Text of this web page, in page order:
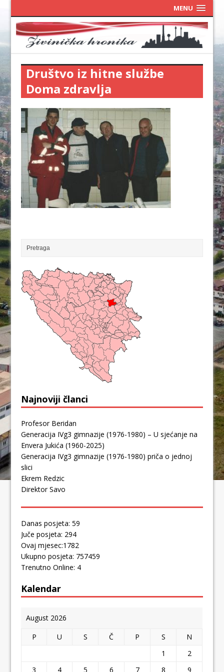
MENU
Društvo iz hitne službe
Doma zdravlja
Najnoviji članci
Profesor Beridan
Generacija IVg3 gimnazije (1976-1980) – U sjećanje na
Envera Jukića (1960-2025)
Generacija IVg3 gimnazije (1976-1980) priča o jednoj
slici
Ekrem Redzic
Direktor Savo
Danas posjeta: 59
Juče posjeta: 294
Ovaj mjesec:1782
Ukupno posjeta: 757459
Trenutno Online: 4
Kalendar
August 2026
P
U S Č P S
N
1
2
3
4 5 6 7 8 9